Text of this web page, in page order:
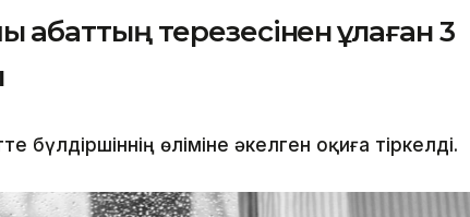
терезесінен құлаған 3
өліміне әкелген оқиға тіркелді.